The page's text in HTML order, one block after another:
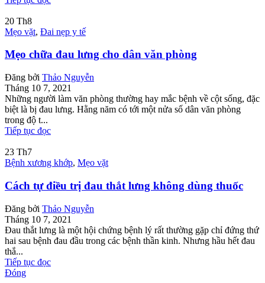
20 Th8
Mẹo vặt, Đai nẹp y tế
Mẹo chữa đau lưng cho dân văn phòng
Đăng bởi Thảo Nguyễn
Tháng 10 7, 2021
Những người làm văn phòng thường hay mắc bệnh về cột sống, đặc
biệt là bị đau lưng. Hằng năm có tới một nửa số dân văn phòng
trong độ t...
Tiếp tục đọc
23 Th7
Bệnh xương khớp, Mẹo vặt
Cách tự điều trị đau thắt lưng không dùng thuốc
Đăng bởi Thảo Nguyễn
Tháng 10 7, 2021
Đau thắt lưng là một hội chứng bệnh lý rất thường gặp chỉ đứng thứ
hai sau bệnh đau đầu trong các bệnh thần kinh. Nhưng hầu hết đau
thắ...
Tiếp tục đọc
Đóng